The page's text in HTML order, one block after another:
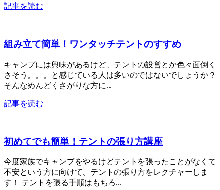
記事を読む
組み立て簡単！ワンタッチテントのすすめ
キャンプには興味があるけど、テントの設営とか色々面倒く
さそう。。。と感じている人は多いのではないでしょうか？
そんなめんどくさがりな方に...
記事を読む
初めてでも簡単！テントの張り方講座
今度家族でキャンプをやるけどテントを張ったことがなくて
不安という方に向けて、テントの張り方をレクチャーしま
す！ テントを張る手順はもちろ...